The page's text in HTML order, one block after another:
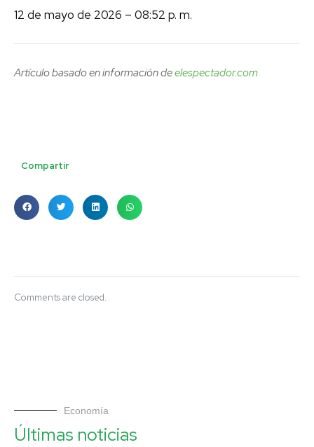
12 de mayo de 2026 – 08:52 p. m.
Artículo basado en información deelespectador.com
Compartir
Comments are closed.
Economía
Últimas noticias